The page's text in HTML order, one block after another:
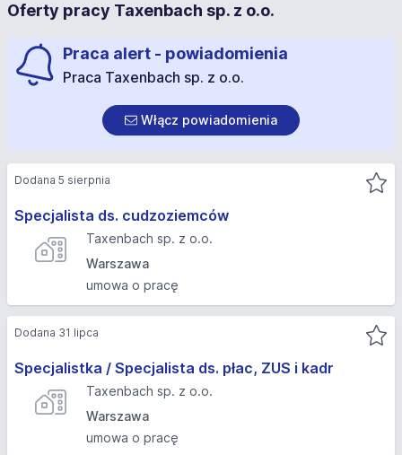
Oferty pracy Taxenbach sp. z o.o.
Praca alert - powiadomienia
Praca Taxenbach sp. z o.o.
Włącz powiadomienia
Specjalista ds. cudzoziemców
Taxenbach sp. z o.o.
Warszawa
umowa o pracę
Dodana 5 sierpnia
Specjalistka / Specjalista ds. płac, ZUS i kadr
Taxenbach sp. z o.o.
Warszawa
umowa o pracę
Dodana 31 lipca